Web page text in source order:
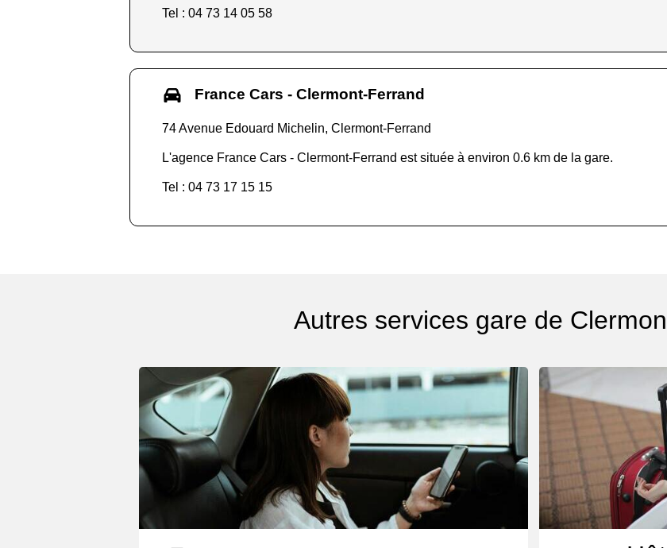
Tel : 04 73 14 05 58
France Cars - Clermont-Ferrand
74 Avenue Edouard Michelin, Clermont-Ferrand
L'agence France Cars - Clermont-Ferrand est située à environ 0.6 km de la gare.
Tel : 04 73 17 15 15
Autres services gare de